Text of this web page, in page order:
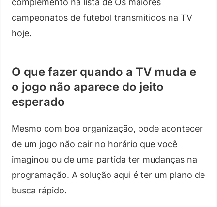
complemento na lista de Os maiores
campeonatos de futebol transmitidos na TV
hoje.
O que fazer quando a TV muda e
o jogo não aparece do jeito
esperado
Mesmo com boa organização, pode acontecer
de um jogo não cair no horário que você
imaginou ou de uma partida ter mudanças na
programação. A solução aqui é ter um plano de
busca rápido.